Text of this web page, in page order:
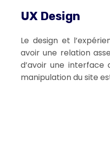
UX Design
Le design et
avoir une relation
d’avoir une interface
manipulation du site